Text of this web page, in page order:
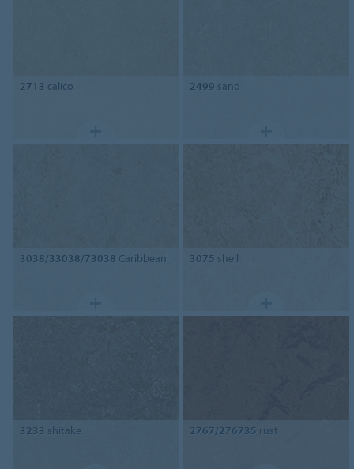
2713 calico 2499 sand
3038/33038/73038 Caribbean 3075 shell
3233 shitake 2767/276735 rust